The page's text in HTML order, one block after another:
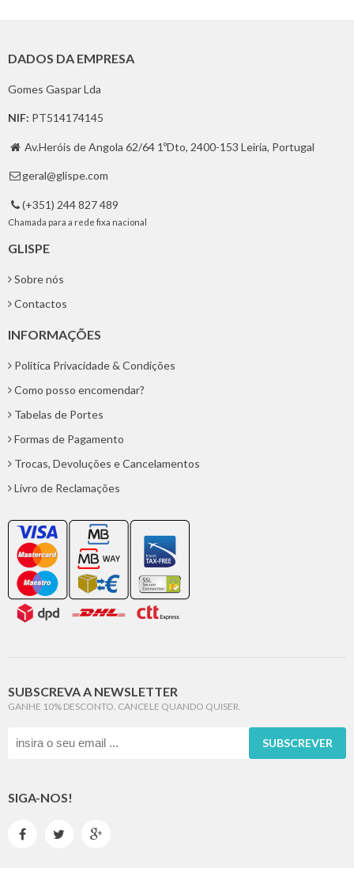
DADOS DA EMPRESA
Gomes Gaspar Lda
NIF: PT514174145
 Av.Heróis de Angola 62/64 1ºDto, 2400-153 Leiria, Portugal
 geral@glispe.com
 (+351) 244 827 489
Chamada para a rede fixa nacional
GLISPE
Sobre nós
Contactos
INFORMAÇÕES
Politica Privacidade & Condições
Como posso encomendar?
Tabelas de Portes
Formas de Pagamento
Trocas, Devoluções e Cancelamentos
Livro de Reclamações
SUBSCREVA A NEWSLETTER
GANHE 10% DESCONTO. CANCELE QUANDO QUISER.
SUBSCREVER
SIGA-NOS!
  